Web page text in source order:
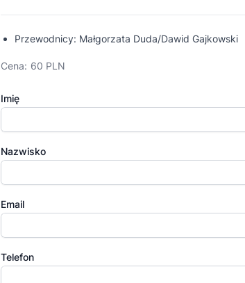
Przewodnicy: Małgorzata Duda/Dawid Gajkowski
Cena: 60 PLN
Imię
Nazwisko
Email
Telefon